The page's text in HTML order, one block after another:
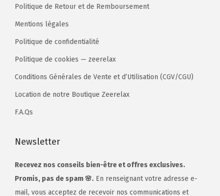
Politique de Retour et de Remboursement
Mentions légales
Politique de confidentialité
Politique de cookies — zeerelax
Conditions Générales de Vente et d’Utilisation (CGV/CGU)
Location de notre Boutique Zeerelax
F.A.Qs
Newsletter
Recevez nos conseils bien-être et offres exclusives.
Promis, pas de spam 🌸. En renseignant votre adresse e-
mail, vous acceptez de recevoir nos communications et